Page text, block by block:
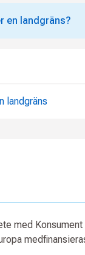
en landgräns?
landgräns
med